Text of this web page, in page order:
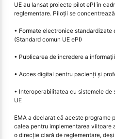
UE au lansat proiecte pilot ePI în
reglementare. Piloții se
• Formate electronice standardizate
(Standard comun UE ePI)
• Publicarea de încredere a
• Acces digital pentru pacienți și
• Interoperabilitatea cu sistemele
UE
EMA a declarat că aceste programe
calea pentru implementarea viitoare
o direcție clară de reglementare,